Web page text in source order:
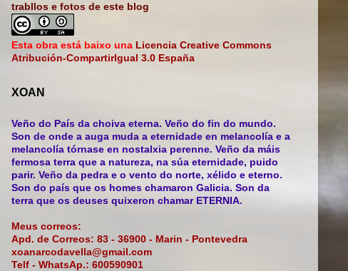
trabllos e fotos de este blog
Esta obra está baixo una Licencia Creative Commons
Atribución-CompartirIgual 3.0 España
XOAN
Veño do País da choiva eterna. Veño do fin do mundo.
Son de onde a auga muda a eternidade en melancolía e a
melancolía tórnase en nostalxia perenne. Veño da máis
fermosa terra que a natureza, na súa eternidade, puido
parir. Veño da pedra e o vento do norte, xélido e eterno.
Son do país que os homes chamaron Galicia. Son da
terra que os deuses quixeron chamar ETERNIA.
Meus correos:
Apd. de Correos: 83 - 36900 - Marin - Pontevedra
xoanarcodavella@gmail.com
Telf - WhatsAp.: 600590901